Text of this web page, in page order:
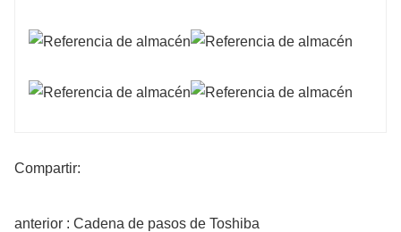
Compartir:
anterior : Cadena de pasos de Toshiba